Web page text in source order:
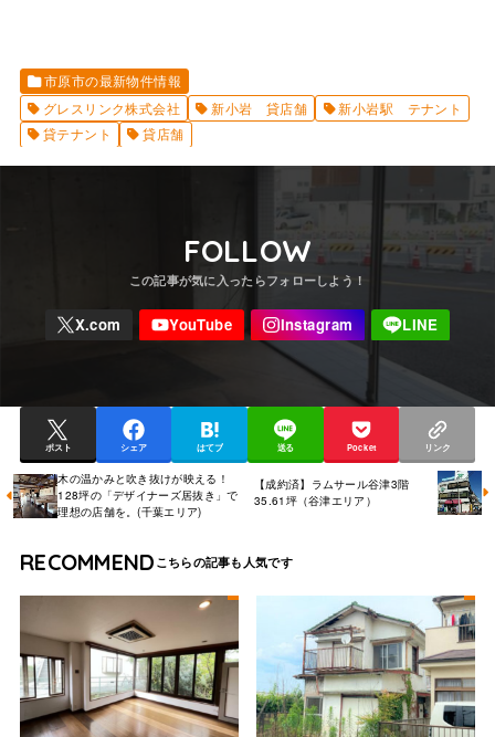
市原市の最新物件情報
グレスリンク株式会社
新小岩 貸店舗
新小岩駅 テナント
貸テナント
貸店舗
FOLLOW
ポスト シェア はてブ 送る Pocket リンク
木の温かみと吹き抜けが映える！
128坪の「デザイナーズ居抜き」で
理想の店舗を。(千葉エリア)
【成約済】ラムサール谷津3階
35.61坪（谷津エリア）
RECOMMEND